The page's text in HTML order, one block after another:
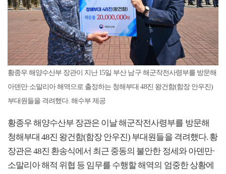
황종우 해양수산부 장관이 지난 15일 부산 남구 해군작전사령부를 방문해
아덴만·소말리아 해역으로 출정하는 청해부대 48진 왕건함(함장 안우진)
부대원들을 격려했다. 해수부 제공
황종우 해양수산부 장관은 이날 해군작전사령부를 방문해
청해부대 48진 왕건함(함장 안우진) 부대원들을 격려했다. 황
장관은 48진 환송식에서 최근 중동의 불안한 정세와 아덴만·
소말리아 해적 위협 등 임무를 수행할 해역의 엄중한 상황에